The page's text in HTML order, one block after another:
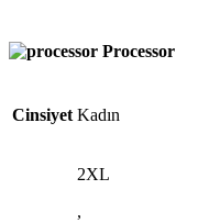
Processor
Cinsiyet Kadın
2XL
,